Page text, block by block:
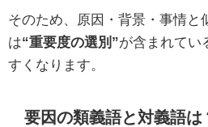
そのため、原因・背景・事情と
は“重要度の選別”が含まれてい
すくなります。
要因の類義語と対義語は